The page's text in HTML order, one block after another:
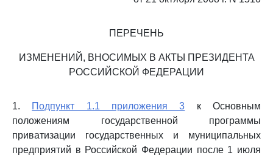
ПЕРЕЧЕНЬ
ИЗМЕНЕНИЙ, ВНОСИМЫХ В АКТЫ ПРЕЗИДЕНТА
РОССИЙСКОЙ ФЕДЕРАЦИИ
1. Подпункт 1.1 приложения 3 к Основным
положениям государственной программы
приватизации государственных и муниципальных
предприятий в Российской Федерации после 1 июля